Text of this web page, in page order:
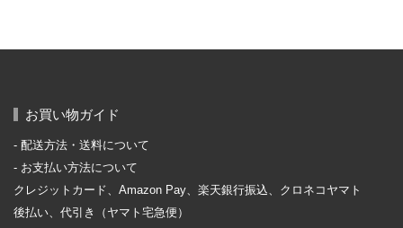
お買い物ガイド
配送方法・送料について
お支払い方法について
クレジットカード、Amazon Pay、楽天銀行振込、クロネコヤマト
後払い、代引き（ヤマト宅急便）